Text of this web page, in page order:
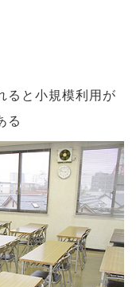
ると小規模利用が
る